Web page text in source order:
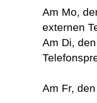
Am Mo,
externen
Am Di,
Am Fr,